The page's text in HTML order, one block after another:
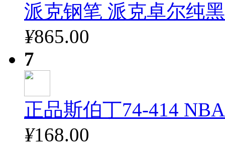
派克钢笔 派克卓尔纯
¥865.00
7
正品斯伯丁74-414
¥168.00